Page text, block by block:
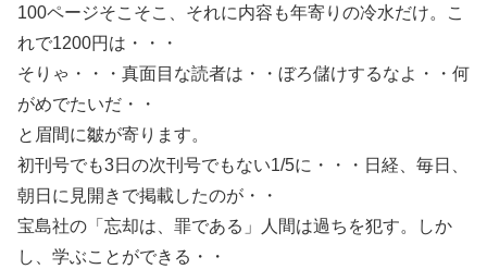
100ページそこそこ、それに内容も年寄りの冷水だけ。こ
れで1200円は・・・
そりゃ・・・真面目な読者は・・ぼろ儲けするなよ・・何
がめでたいだ・・
と眉間に皺が寄ります。
初刊号でも3日の次刊号でもない1/5に・・・日経、毎日、
朝日に見開きで掲載したのが・・
宝島社の「忘却は、罪である」人間は過ちを犯す。しか
し、学ぶことができる・・